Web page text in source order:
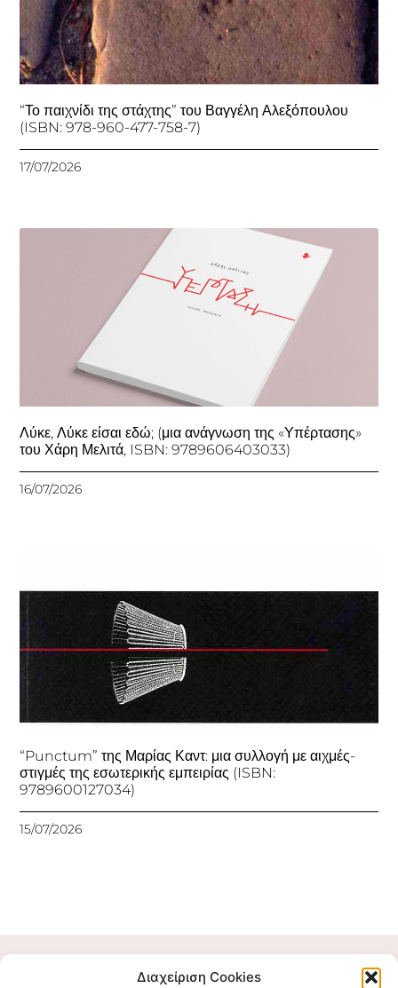
Διαχείριση Cookies
“Το παιχνίδι της στάχτης” του Βαγγέλη Αλεξόπουλου
(ISBN: 978-960-477-758-7)
17/07/2026
Λύκε, Λύκε είσαι εδώ; (μια ανάγνωση της «Υπέρτασης»
του Χάρη Μελιτά, ISBN: 9789606403033)
16/07/2026
“Punctum” της Μαρίας Καντ: μια συλλογή με αιχμές-
στιγμές της εσωτερικής εμπειρίας (ISBN:
9789600127034)
15/07/2026